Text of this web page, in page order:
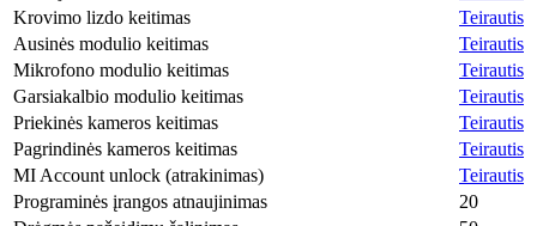
Krovimo lizdo keitimas
Teirautis
Ausinės modulio keitimas
Teirautis
Mikrofono modulio keitimas
Teirautis
Garsiakalbio modulio keitimas
Teirautis
Priekinės kameros keitimas
Teirautis
Pagrindinės kameros keitimas
Teirautis
MI Account unlock (atrakinimas)
Teirautis
Programinės įrangos atnaujinimas
20